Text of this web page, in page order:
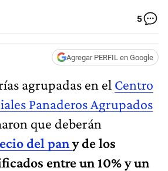
5
Agregar PERFIL en Google
agrupadas en el Centro
Panaderos Agrupados
que deberán
del pany de los
entre un 10% y un